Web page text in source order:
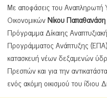
Με αποφάσεις του Αναπληρωτή
ΟικονομικώνΝίκου Παπαθανάση
Πρόγραμμα Δίκαιης
Προγράμματος Ανάπτυξης
κατασκευή νέων δεξαμενών
Πρεσπών και για την
ενός ακόμη οικισμού του ίδιου